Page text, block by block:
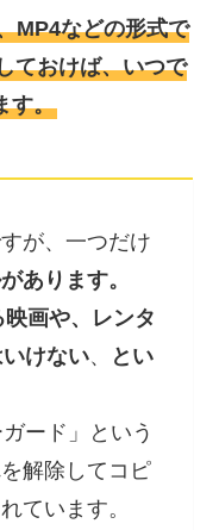
MP4などの形式で
ておけば、いつで
す。
が、一つだけ
あります。
画や、レンタ
けない、
とい
ード」という
解除してコピ
ています。